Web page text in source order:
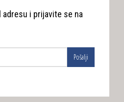
i prijavite se na
Pošalji